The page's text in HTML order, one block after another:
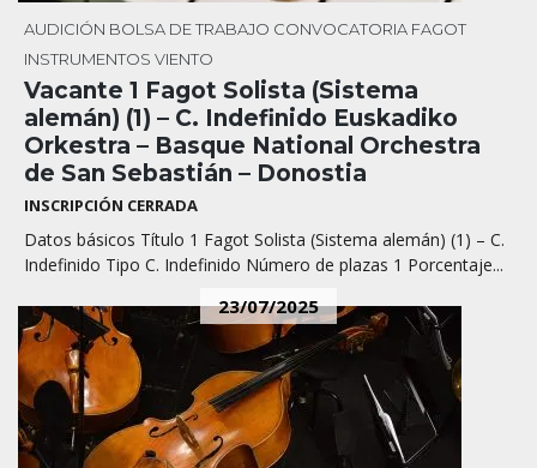
AUDICIÓN BOLSA DE TRABAJO CONVOCATORIA FAGOT
INSTRUMENTOS VIENTO
Vacante 1 Fagot Solista (Sistema
alemán) (1) – C. Indefinido Euskadiko
Orkestra – Basque National Orchestra
de San Sebastián – Donostia
INSCRIPCIÓN CERRADA
Datos básicos Título 1 Fagot Solista (Sistema alemán) (1) – C.
Indefinido Tipo C. Indefinido Número de plazas 1 Porcentaje...
23/07/2025